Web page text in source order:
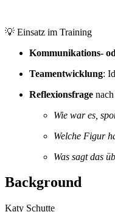
💡 Einsatz im Training
Kommunikations-
Teamentwicklung:
Reflexionsfrage
Wie war es,
Welche Figur
Was sagt das
Background
Katy Schutte